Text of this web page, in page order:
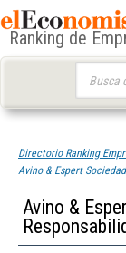
Ranking de
Directorio Ranking
Avino & Espert
Avino &